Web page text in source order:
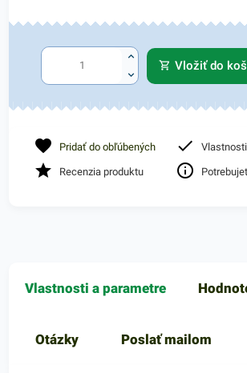
Vložiť do
Pridať do obľúbených
Recenzia produktu
Vlastnosti a parametre
Otázky Poslať mailom